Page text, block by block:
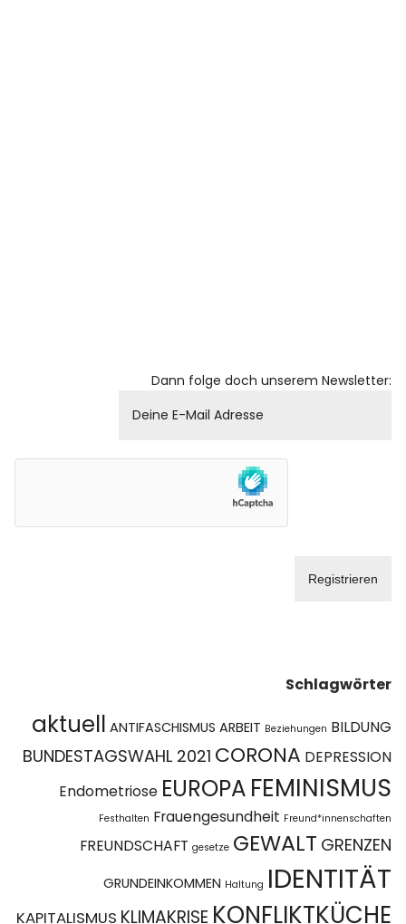
Dann folge doch unserem Newsletter:
Schlagwörter
aktuell ANTIFASCHISMUS ARBEIT Beziehungen BILDUNG
BUNDESTAGSWAHL 2021 CORONA DEPRESSION
Endometriose EUROPA FEMINISMUS
Festhalten Frauengesundheit Freund*innenschaften
FREUNDSCHAFT gesetze GEWALT GRENZEN
GRUNDEINKOMMEN Haltung IDENTITÄT
KAPITALISMUS KLIMAKRISE KONFLIKTKÜCHE